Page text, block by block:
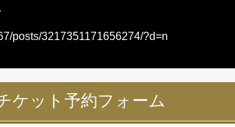
posts/3217351171656274/?d=n
ケット予約フォーム